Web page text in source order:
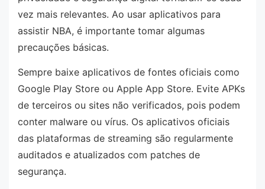
vez mais relevantes. Ao usar aplicativos para
assistir NBA, é importante tomar algumas
precauções básicas.
Sempre baixe aplicativos de fontes oficiais como
Google Play Store ou Apple App Store. Evite APKs
de terceiros ou sites não verificados, pois podem
conter malware ou vírus. Os aplicativos oficiais
das plataformas de streaming são regularmente
auditados e atualizados com patches de
segurança.